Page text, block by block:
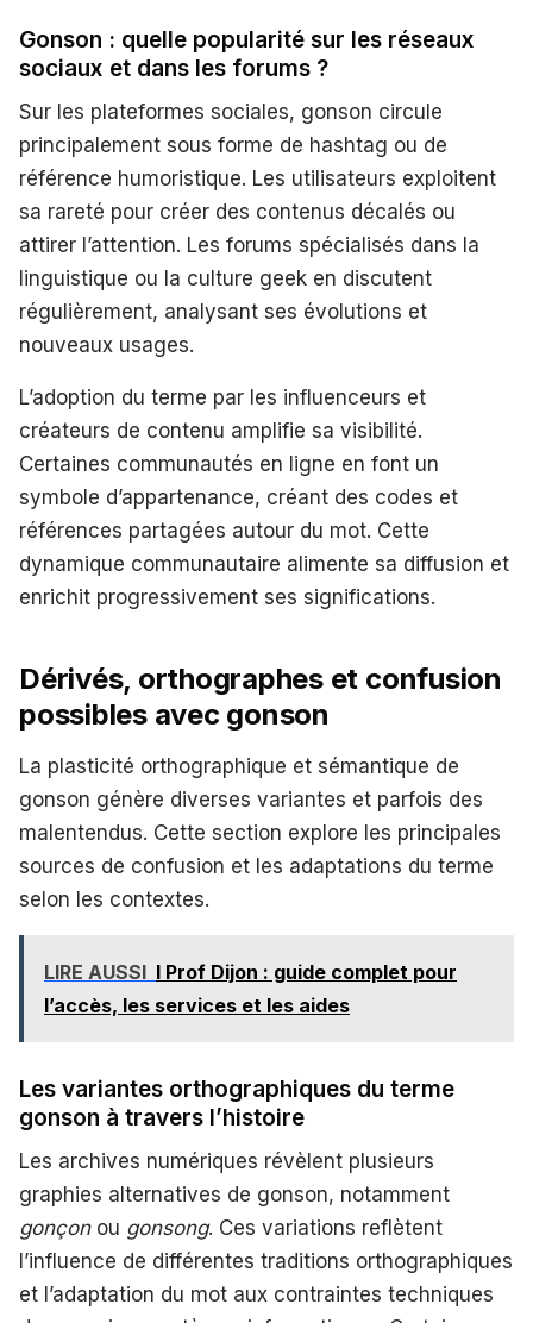
Gonson : quelle popularité sur les réseaux
sociaux et dans les forums ?
Sur les plateformes sociales, gonson circule
principalement sous forme de hashtag ou de
référence humoristique. Les utilisateurs exploitent
sa rareté pour créer des contenus décalés ou
attirer l’attention. Les forums spécialisés dans la
linguistique ou la culture geek en discutent
régulièrement, analysant ses évolutions et
nouveaux usages.
L’adoption du terme par les influenceurs et
créateurs de contenu amplifie sa visibilité.
Certaines communautés en ligne en font un
symbole d’appartenance, créant des codes et
références partagées autour du mot. Cette
dynamique communautaire alimente sa diffusion et
enrichit progressivement ses significations.
Dérivés, orthographes et confusion
possibles avec gonson
La plasticité orthographique et sémantique de
gonson génère diverses variantes et parfois des
malentendus. Cette section explore les principales
sources de confusion et les adaptations du terme
selon les contextes.
LIRE AUSSI I Prof Dijon : guide complet pour
l’accès, les services et les aides
Les variantes orthographiques du terme
gonson à travers l’histoire
Les archives numériques révèlent plusieurs
graphies alternatives de gonson, notamment
gonçonou gonsong. Ces variations reflètent
l’influence de différentes traditions orthographiques
et l’adaptation du mot aux contraintes techniques